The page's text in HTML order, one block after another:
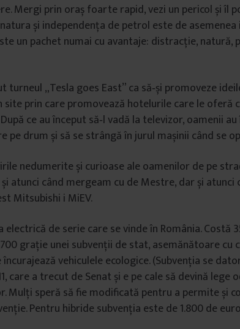
Mergi prin oraș foarte rapid, vezi un pericol și îl
și independența de petrol este de
un pachet numai cu avantaje: distracție, natură,
turneul „Tesla goes East” ca să‑și promoveze
site prin care promovează hotelurile care le oferă
ce au început să‑l vadă la televizor, oamenii
pe drum și să se strângă în jurul mașinii când se
nedumerite și curioase ale oamenilor de pe
atunci când mergeam cu de Mestre, dar și atunci
Mitsubishi i MiEV.
de serie care se vinde în România. Costă
grație unei subvenții de stat, asemănătoare cu
vehiculele ecologice. (Subvenția se
care a trecut de Senat și e pe cale să devină lege
Mulți speră să fie modificată pentru a permite și
Pentru hibride subvenția este de 1.800 de